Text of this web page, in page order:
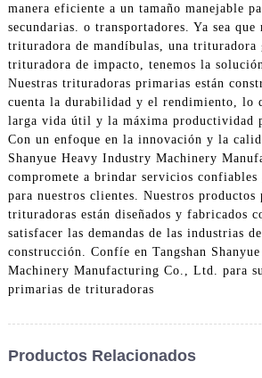
manera eficiente a un tamaño manejable
secundarias. o transportadores. Ya sea que
trituradora de mandíbulas, una trituradora
trituradora de impacto, tenemos la solución
Nuestras trituradoras primarias están
cuenta la durabilidad y el rendimiento, lo
larga vida útil y la máxima productividad
Con un enfoque en la innovación y la
Shanyue Heavy Industry Machinery
compromete a brindar servicios
para nuestros clientes. Nuestros productos
trituradoras están diseñados y fabricados
satisfacer las demandas de las industrias
construcción. Confíe en Tangshan
Machinery Manufacturing Co., Ltd. para
primarias de trituradoras
Productos Relacionados